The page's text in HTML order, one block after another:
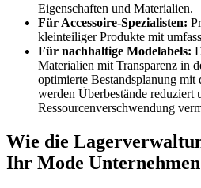
Eigenschaften und Materialien.
Für Accessoire-Spezialisten:
kleinteiliger Produkte mit
Für nachhaltige Modelabels:
Materialien mit Transparenz in
optimierte Bestandsplanung mit
werden Überbestände reduziert
Ressourcenverschwendung
Wie die
Ihr Mode